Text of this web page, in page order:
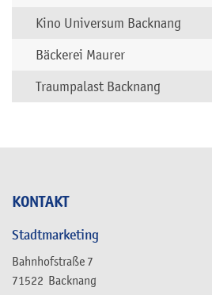
KONTAKT
Stadtmarketing
Bahnhofstraße 7
71522 Backnang
Kino Universum Backnang
Bäckerei Maurer
Traumpalast Backnang